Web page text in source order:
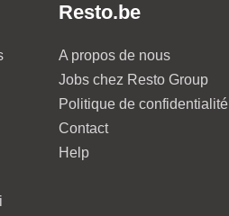
Resto.be
A propos de nous
Jobs chez Resto Group
Politique de confidentialité
Contact
Help